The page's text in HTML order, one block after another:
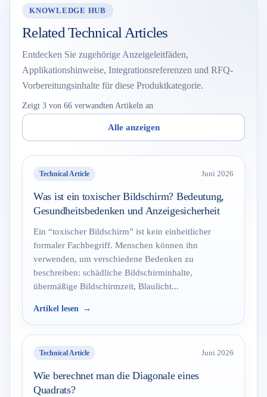
KNOWLEDGE HUB
Related Technical Articles
Entdecken Sie zugehörige Anzeigeleitfäden,
Applikationshinweise, Integrationsreferenzen und RFQ-
Vorbereitungsinhalte für diese Produktkategorie.
Zeigt 3 von 66 verwandten Artikeln an
Alle anzeigen
Technical Article Juni 2026
Was ist ein toxischer Bildschirm? Bedeutung,
Gesundheitsbedenken und Anzeigesicherheit
Ein “toxischer Bildschirm” ist kein einheitlicher
formaler Fachbegriff. Menschen können ihn
verwenden, um verschiedene Bedenken zu
beschreiben: schädliche Bildschirminhalte,
übermäßige Bildschirmzeit, Blaulicht...
Artikel lesen
Technical Article Juni 2026
Wie berechnet man die Diagonale eines
Quadrats?